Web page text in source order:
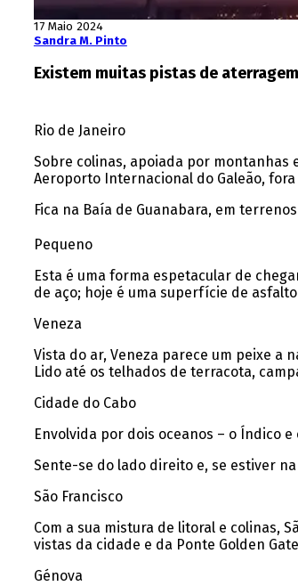
17 Maio 2024
Sandra M. Pinto
Existem muitas pistas de
Rio de Janeiro
Sobre colinas, apoiada por montanhas
Aeroporto Internacional do Galeão,
Fica na Baía de Guanabara, em
Pequeno
Esta é uma forma espetacular de
de aço; hoje é uma superfície de
Veneza
Vista do ar, Veneza parece um peixe a
Lido até os telhados de terracota,
Cidade do Cabo
Envolvida por dois oceanos – o Índico
Sente-se do lado direito e, se estiver
São Francisco
Com a sua mistura de litoral e colinas,
vistas da cidade e da Ponte Golden
Génova